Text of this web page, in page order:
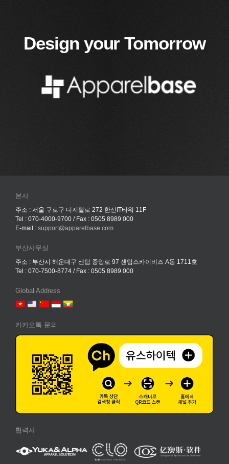
Design your Tomorrow
본사
주소 : 서울 구로구 디지털로 272 한신IT타워 11F
Tel : 070-4000-9700 / Fax : 0505 8989 000
E-mail : support@apparelbase.com
부산사무실
주소 : 부산시 해운대구 센텀 중앙로 97 센텀스카이비즈 A동 1711호
Tel : 070-7500-8774 / Fax : 0505 8989 000
Global Address
카카오톡 문의
협력사